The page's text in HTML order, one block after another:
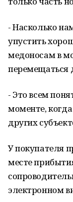
- Насколько
упустить
медоносам в
перемещаться
- Это всем
моменте,
других
У покупателя
месте
электронном